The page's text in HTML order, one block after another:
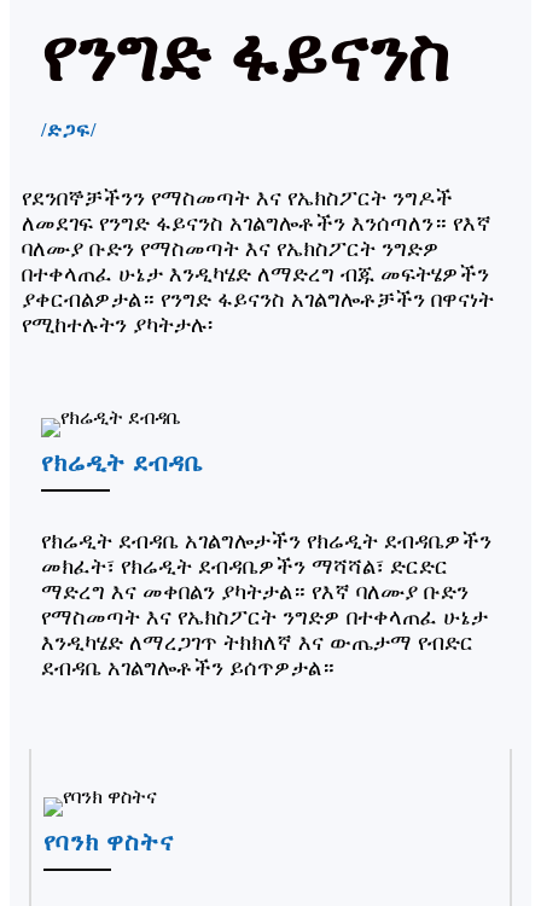
የንግድ ፋይናንስ
/ድጋፍ/
የደንበኞቻችንን የማስመጣት እና የኤክስፖርት ንግዶች
ለመደገፍ የንግድ ፋይናንስ አገልግሎቶችን እንሰጣለን። የእኛ
ባለሙያ ቡድን የማስመጣት እና የኤክስፖርት ንግድዎ
በተቀላጠፈ ሁኔታ እንዲካሄድ ለማድረግ ብጁ መፍትሄዎችን
ያቀርብልዎታል። የንግድ ፋይናንስ አገልግሎቶቻችን በዋናነት
የሚከተሉትን ያካትታሉ፡
የክሬዲት ደብዳቤ
የክሬዲት ደብዳቤ አገልግሎታችን የክሬዲት ደብዳቤዎችን
መክፈት፣ የክሬዲት ደብዳቤዎችን ማሻሻል፣ ድርድር
ማድረግ እና መቀበልን ያካትታል። የእኛ ባለሙያ ቡድን
የማስመጣት እና የኤክስፖርት ንግድዎ በተቀላጠፈ ሁኔታ
እንዲካሄድ ለማረጋገጥ ትክክለኛ እና ውጤታማ የብድር
ደብዳቤ አገልግሎቶችን ይሰጥዎታል።
የባንክ ዋስትና